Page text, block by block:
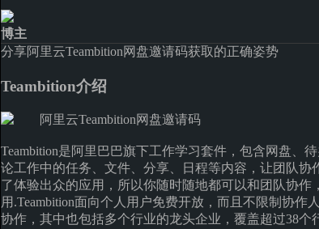
博主
分享阿里云Teambition网盘邀请码获取的正确姿势
Teambition介绍
Teambition是阿里巴巴旗下工作学习套件，包含网盘、
论工作中的任务、文件、分享、日程等内容，让团队协
了体验出众的应用，所以你随时随地都可以和团队协作
用.Teambition面向个人用户免费开放，而且不限制协作
协作，其中也包括多个行业的龙头企业，覆盖超过38个